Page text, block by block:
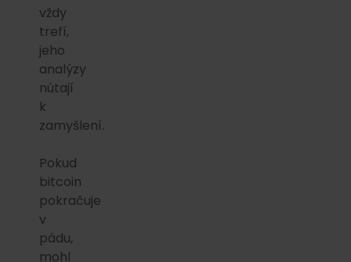
vždy
trefí,
jeho
analýzy
nútají
k
zamyšlení.
Pokud
bitcoin
pokračuje
v
pádu,
mohl